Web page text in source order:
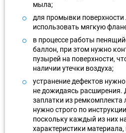
мыла;
для промывки
использовать мягкую
в процессе работы
баллон, при этом нужно
пузырей на поверхности,
наличии утечки воздуха;
устранение дефектов
не дожидаясь расширения.
заплатки из ремкомплекта
нужно строго по
поскольку каждый из них
характеристики